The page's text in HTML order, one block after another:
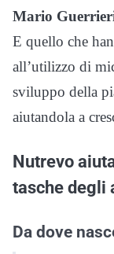
Mario
E quello che
all’utilizzo di
sviluppo della
aiutandola a
Nutrevo
tasche degli
Da dove